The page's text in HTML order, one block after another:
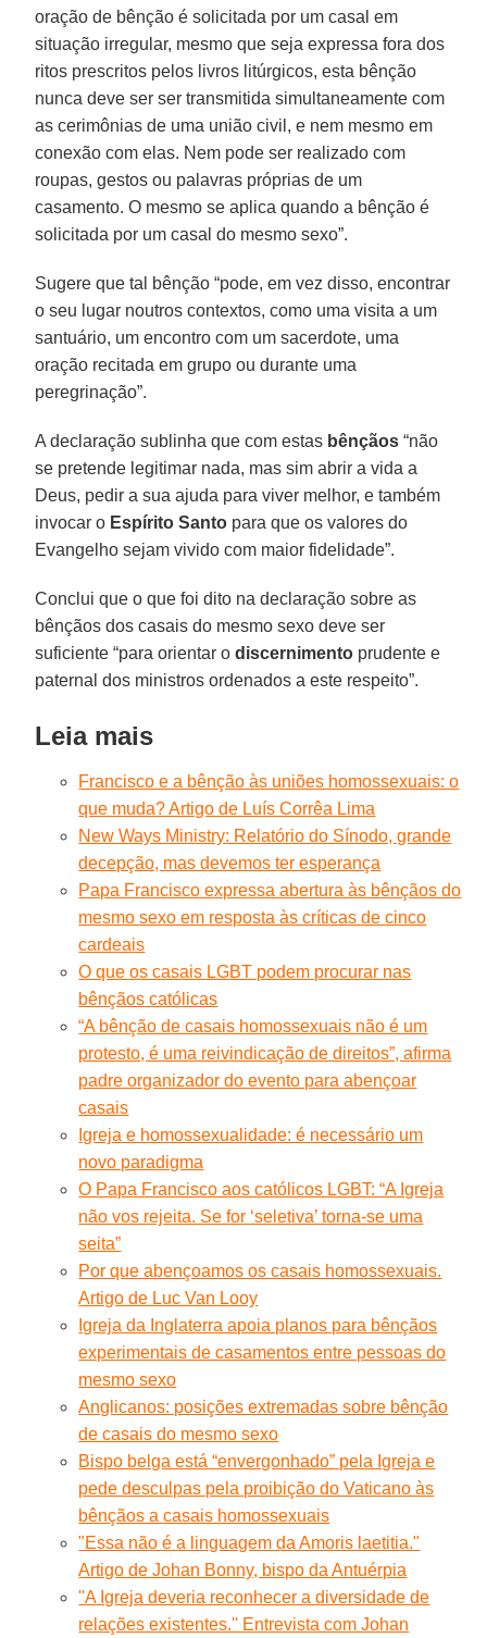
oração de bênção é solicitada por um casal em
situação irregular, mesmo que seja expressa fora dos
ritos prescritos pelos livros litúrgicos, esta bênção
nunca deve ser ser transmitida simultaneamente com
as cerimônias de uma união civil, e nem mesmo em
conexão com elas. Nem pode ser realizado com
roupas, gestos ou palavras próprias de um
casamento. O mesmo se aplica quando a bênção é
solicitada por um casal do mesmo sexo”.
Sugere que tal bênção “pode, em vez disso, encontrar
o seu lugar noutros contextos, como uma visita a um
santuário, um encontro com um sacerdote, uma
oração recitada em grupo ou durante uma
peregrinação”.
A declaração sublinha que com estas bênçãos “não
se pretende legitimar nada, mas sim abrir a vida a
Deus, pedir a sua ajuda para viver melhor, e também
invocar o Espírito Santo para que os valores do
Evangelho sejam vivido com maior fidelidade”.
Conclui que o que foi dito na declaração sobre as
bênçãos dos casais do mesmo sexo deve ser
suficiente “para orientar odiscernimento prudente e
paternal dos ministros ordenados a este respeito”.
Leia mais
Francisco e a bênção às uniões homossexuais: o
que muda? Artigo de Luís Corrêa Lima
New Ways Ministry: Relatório do Sínodo, grande
decepção, mas devemos ter esperança
Papa Francisco expressa abertura às bênçãos do
mesmo sexo em resposta às críticas de cinco
cardeais
O que os casais LGBT podem procurar nas
bênçãos católicas
“A bênção de casais homossexuais não é um
protesto, é uma reivindicação de direitos”, afirma
padre organizador do evento para abençoar
casais
Igreja e homossexualidade: é necessário um
novo paradigma
O Papa Francisco aos católicos LGBT: “A Igreja
não vos rejeita. Se for ‘seletiva’ torna-se uma
seita”
Por que abençoamos os casais homossexuais.
Artigo de Luc Van Looy
Igreja da Inglaterra apoia planos para bênçãos
experimentais de casamentos entre pessoas do
mesmo sexo
Anglicanos: posições extremadas sobre bênção
de casais do mesmo sexo
Bispo belga está “envergonhado” pela Igreja e
pede desculpas pela proibição do Vaticano às
bênçãos a casais homossexuais
"Essa não é a linguagem da Amoris laetitia."
Artigo de Johan Bonny, bispo da Antuérpia
''A Igreja deveria reconhecer a diversidade de
relações existentes.'' Entrevista com Johan